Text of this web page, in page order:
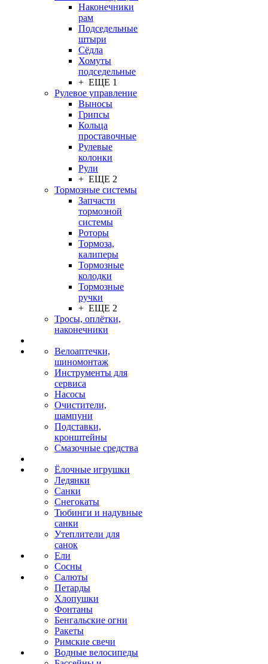
Наконечники
рам
Подседельные
штыри
Сёдла
Хомуты
подседельные
+ ЕЩЕ 1
Рулевое управление
Выносы
Грипсы
Кольца
проставочные
Рулевые
колонки
Рули
+ ЕЩЕ 2
Тормозные системы
Запчасти
тормозной
системы
Роторы
Тормоза,
калиперы
Тормозные
колодки
Тормозные
ручки
+ ЕЩЕ 2
Тросы, оплётки,
наконечники
Велоаптечки,
шиномонтаж
Инструменты для
сервиса
Насосы
Очистители,
шампуни
Подставки,
кронштейны
Смазочные средства
Ёлочные игрушки
Ледянки
Санки
Снегокаты
Тюбинги и надувные
санки
Утеплители для
санок
Ели
Сосны
Салюты
Петарды
Хлопушки
Фонтаны
Бенгальские огни
Ракеты
Римские свечи
Водные велосипеды